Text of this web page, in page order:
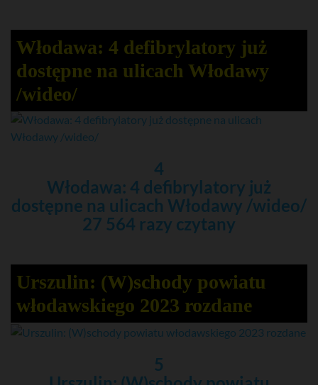
Włodawa: 4 defibrylatory już
dostępne na ulicach Włodawy
/wideo/
4
Włodawa: 4 defibrylatory już
dostępne na ulicach Włodawy /wideo/
27 564 razy czytany
Urszulin: (W)schody powiatu
włodawskiego 2023 rozdane
5